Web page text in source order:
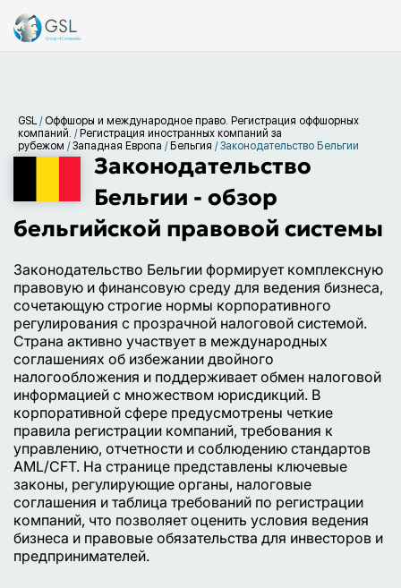
GSL / Оффшоры и международное право. Регистрация оффшорных
компаний. / Регистрация иностранных компаний за
рубежом /Западная Европа / Бельгия /Законодательство Бельгии
Законодательство
Бельгии - обзор
бельгийской правовой системы
Законодательство Бельгии формирует комплексную
правовую и финансовую среду для ведения бизнеса,
сочетающую строгие нормы корпоративного
регулирования с прозрачной налоговой системой.
Страна активно участвует в международных
соглашениях об избежании двойного
налогообложения и поддерживает обмен налоговой
информацией с множеством юрисдикций. В
корпоративной сфере предусмотрены четкие
правила регистрации компаний, требования к
управлению, отчетности и соблюдению стандартов
AML/CFT. На странице представлены ключевые
законы, регулирующие органы, налоговые
соглашения и таблица требований по регистрации
компаний, что позволяет оценить условия ведения
бизнеса и правовые обязательства для инвесторов и
предпринимателей.